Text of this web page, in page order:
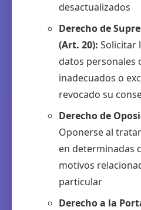
desactualizados
Derecho de
(Art. 20): Solicitar
datos personales
inadecuados o
revocado su
Derecho de
Oponerse al
en determinadas
motivos
particular
Derecho a la